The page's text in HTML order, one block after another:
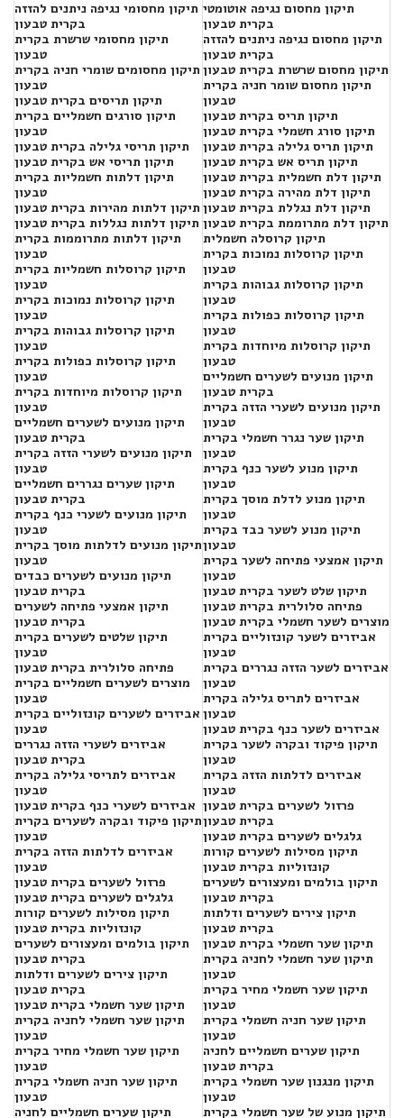
תיקון מחסומי נגיפה ניתנים להזזה
בקרית טבעון
תיקון מחסומי שרשרת בקרית
טבעון
תיקון מחסומים שומרי חניה בקרית
טבעון
תיקון תריסים בקרית טבעון
תיקון סורגים חשמליים בקרית
טבעון
תיקון תריסי גלילה בקרית טבעון
תיקון תריסי אש בקרית טבעון
תיקון דלתות חשמליות בקרית
טבעון
תיקון דלתות מהירות בקרית טבעון
תיקון דלתות נגללות בקרית טבעון
תיקון דלתות מתרוממות בקרית
טבעון
תיקון קרוסלות חשמליות בקרית
טבעון
תיקון קרוסלות נמוכות בקרית
טבעון
תיקון קרוסלות גבוהות בקרית
טבעון
תיקון קרוסלות כפולות בקרית
טבעון
תיקון קרוסלות מיוחדות בקרית
טבעון
תיקון מנועים לשערים חשמליים
בקרית טבעון
תיקון מנועים לשערי הזזה בקרית
טבעון
תיקון שערים נגררים חשמליים
בקרית טבעון
תיקון מנועים לשערי כנף בקרית
טבעון
תיקון מנועים לדלתות מוסך בקרית
טבעון
תיקון מנועים לשערים כבדים
בקרית טבעון
תיקון אמצעי פתיחה לשערים
בקרית טבעון
תיקון שלטים לשערים בקרית
טבעון
פתיחה סלולרית בקרית טבעון
מוצרים לשערים חשמליים בקרית
טבעון
אביזרים לשערים קונזוליים בקרית
טבעון
אביזרים לשערי הזזה נגררים
בקרית טבעון
אביזרים לתריסי גלילה בקרית
טבעון
אביזרים לשערי כנף בקרית טבעון
תיקון פיקוד ובקרה לשערים בקרית
טבעון
אביזרים לדלתות הזזה בקרית
טבעון
פרזול לשערים בקרית טבעון
גלגלים לשערים בקרית טבעון
תיקון מסילות לשערים קורות
קונזוליות בקרית טבעון
תיקון בולמים ומעצורים לשערים
בקרית טבעון
תיקון צירים לשערים ודלתות
בקרית טבעון
תיקון שער חשמלי בקרית טבעון
תיקון שער חשמלי לחניה בקרית
טבעון
תיקון שער חשמלי מחיר בקרית
טבעון
תיקון שער חניה חשמלי בקרית
טבעון
תיקון שערים חשמליים לחניה
תיקון מחסום נגיפה אוטומטי
בקרית טבעון
תיקון מחסום נגיפה ניתנים להזזה
בקרית טבעון
תיקון מחסום שרשרת בקרית טבעון
תיקון מחסום שומר חניה בקרית
טבעון
תיקון תריס בקרית טבעון
תיקון סורג חשמלי בקרית טבעון
תיקון תריס גלילה בקרית טבעון
תיקון תריס אש בקרית טבעון
תיקון דלת חשמלית בקרית טבעון
תיקון דלת מהירה בקרית טבעון
תיקון דלת נגללת בקרית טבעון
תיקון דלת מתרוממת בקרית טבעון
תיקון קרוסלה חשמלית
תיקון קרוסלות נמוכות בקרית
טבעון
תיקון קרוסלות גבוהות בקרית
טבעון
תיקון קרוסלות כפולות בקרית
טבעון
תיקון קרוסלות מיוחדות בקרית
טבעון
תיקון מנועים לשערים חשמליים
בקרית טבעון
תיקון מנועים לשערי הזזה בקרית
טבעון
תיקון שער נגרר חשמלי בקרית
טבעון
תיקון מנוע לשער כנף בקרית
טבעון
תיקון מנוע לדלת מוסך בקרית
טבעון
תיקון מנוע לשער כבד בקרית
טבעון
תיקון אמצעי פתיחה לשער בקרית
טבעון
תיקון שלט לשער בקרית טבעון
פתיחה סלולרית בקרית טבעון
מוצרים לשער חשמלי בקרית טבעון
אביזרים לשער קונזוליים בקרית
טבעון
אביזרים לשער הזזה נגררים בקרית
טבעון
אביזרים לתריס גלילה בקרית
טבעון
אביזרים לשער כנף בקרית טבעון
תיקון פיקוד ובקרה לשער בקרית
טבעון
אביזרים לדלתות הזזה בקרית
טבעון
פרזול לשערים בקרית טבעון
בקרית טבעון
גלגלים לשערים בקרית טבעון
תיקון מסילות לשערים קורות
קונזוליות בקרית טבעון
תיקון בולמים ומעצורים לשערים
בקרית טבעון
תיקון צירים לשערים ודלתות
בקרית טבעון
תיקון שער חשמלי בקרית טבעון
תיקון שער חשמלי לחניה בקרית
טבעון
תיקון שער חשמלי מחיר בקרית
טבעון
תיקון שער חניה חשמלי בקרית
טבעון
תיקון שערים חשמליים לחניה
בקרית טבעון
תיקון מנגנון שער חשמלי בקרית
טבעון
תיקון מנוע של שער חשמלי בקרית